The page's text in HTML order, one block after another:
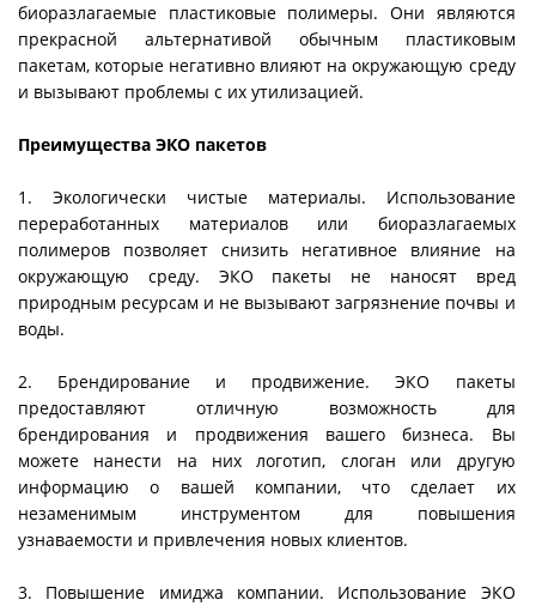
биоразлагаемые пластиковые полимеры. Они являются
прекрасной альтернативой обычным пластиковым
пакетам, которые негативно влияют на окружающую среду
и вызывают проблемы с их утилизацией.
Преимущества ЭКО пакетов
1. Экологически чистые материалы. Использование
переработанных материалов или биоразлагаемых
полимеров позволяет снизить негативное влияние на
окружающую среду. ЭКО пакеты не наносят вред
природным ресурсам и не вызывают загрязнение почвы и
воды.
2. Брендирование и продвижение. ЭКО пакеты
предоставляют отличную возможность для
брендирования и продвижения вашего бизнеса. Вы
можете нанести на них логотип, слоган или другую
информацию о вашей компании, что сделает их
незаменимым инструментом для повышения
узнаваемости и привлечения новых клиентов.
3. Повышение имиджа компании. Использование ЭКО